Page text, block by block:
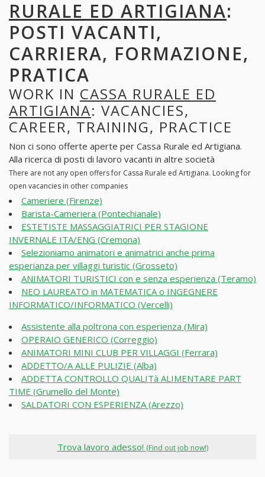
RURALE ED ARTIGIANA:
POSTI VACANTI,
CARRIERA, FORMAZIONE,
PRATICA
WORK IN CASSA RURALE ED
ARTIGIANA: VACANCIES,
CAREER, TRAINING, PRACTICE
Non ci sono offerte aperte per Cassa Rurale ed Artigiana.
Alla ricerca di posti di lavoro vacanti in altre società
There are not any open offers for Cassa Rurale ed Artigiana. Looking for
open vacancies in other companies
Cameriere (Firenze)
Barista-Cameriera (Pontechianale)
ESTETISTE MASSAGGIATRICI PER STAGIONE
INVERNALE ITA/ENG (Cremona)
Selezioniamo animatori e animatrici anche prima
esperianza per villaggi turistic (Grosseto)
ANIMATORI TURISTICI con e senza esperienza (Teramo)
NEO LAUREATO in MATEMATICA o INGEGNERE
INFORMATICO/INFORMATICO (Vercelli)
Assistente alla poltrona con esperienza (Mira)
OPERAIO GENERICO (Correggio)
ANIMATORI MINI CLUB PER VILLAGGI (Ferrara)
ADDETTO/A ALLE PULIZIE (Alba)
ADDETTA CONTROLLO QUALITà ALIMENTARE PART
TIME (Grumello del Monte)
SALDATORI CON ESPERIENZA (Arezzo)
Trova lavoro adesso! (Find out job now!)